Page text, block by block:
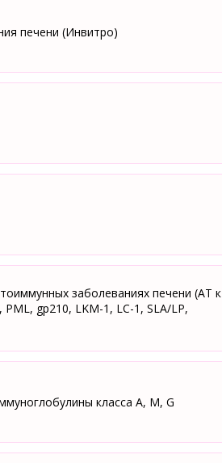
печени (Инвитро)
заболеваниях печени (АТ к
gp210, LKM-1, LC-1, SLA/LP,
класса А, М, G